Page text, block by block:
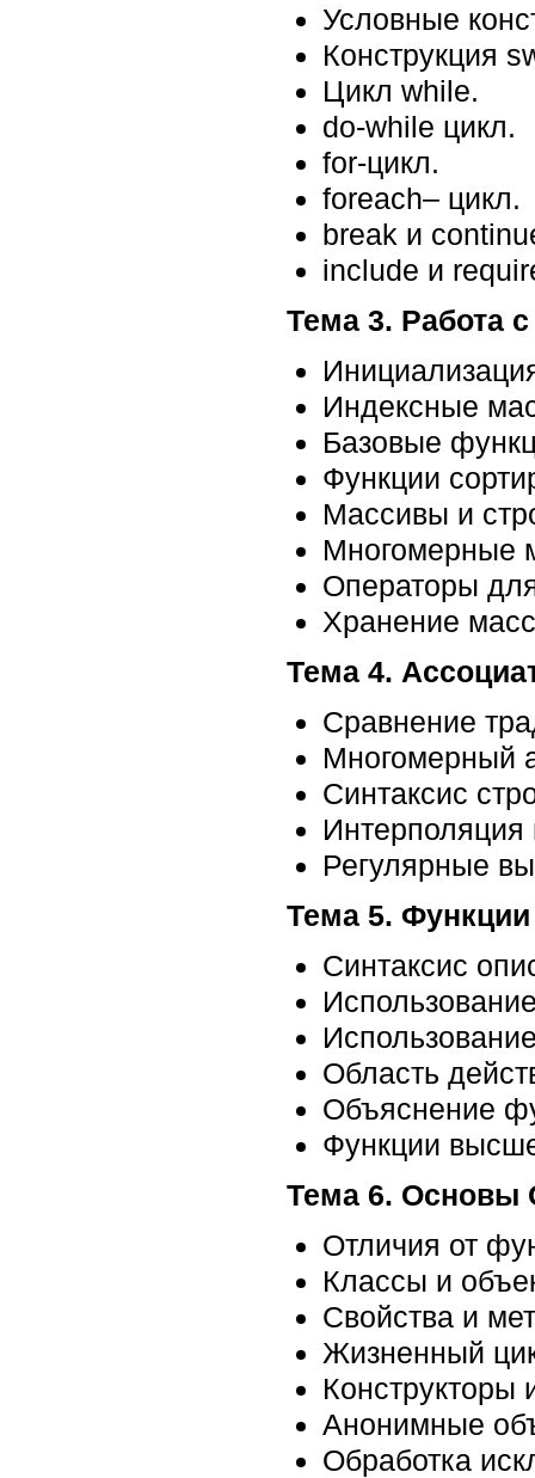
Условные
Конструкция
Цикл while.
do-while цикл.
for-цикл.
foreach– цикл.
break и
include и
Тема 3. Работа
Индексные
Базовые
Функции
Массивы и
Многомерные
Операторы
Хранение
Тема 4.
Сравнение
Многомерный
Синтаксис
Интерполяция
Регулярные
Тема 5. Функции
Синтаксис
Область
Объяснение
Функции
Тема 6. Основы
Отличия от
Классы и
Свойства и
Жизненный
Конструкторы
Анонимные
Обработка